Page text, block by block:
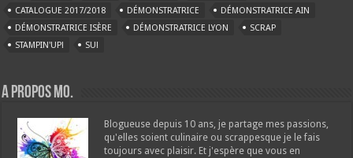
CATALOGUE 2017/2018
DÉMONSTRATRICE
DÉMONSTRATRICE AIN
DÉMONSTRATRICE ISÈRE
DÉMONSTRATRICE LYON
SCRAP
STAMPIN'UP!
SU!
A propos Mo.
Blogueuse depuis 10 ans, je partage mes passions,
qu'elles soient culinaire ou scrappesque je le fais
toujours avec plaisir. Et j'espère que vous en